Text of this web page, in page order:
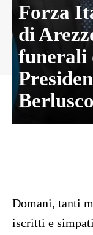
Forza
di
funerali
Domani, tanti
iscritti e